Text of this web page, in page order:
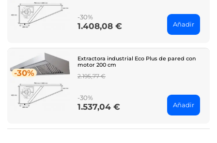
-30%
Price
1.408,08 € Añadir
-30%
Extractora industrial Eco Plus de pared con
motor 200 cm
Regular
2.195,77 €
-30%
Price
1.537,04 € Añadir